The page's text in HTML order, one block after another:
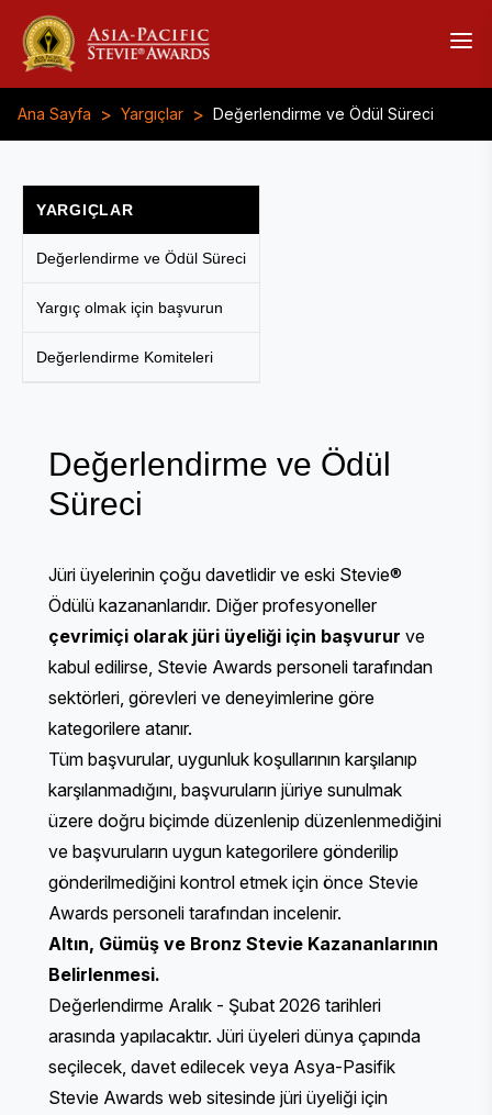
Ana Sayfa > Yargıçlar > Değerlendirme ve Ödül Süreci
YARGIÇLAR
Değerlendirme ve Ödül Süreci
Yargıç olmak için başvurun
Değerlendirme Komiteleri
Değerlendirme ve Ödül
Süreci
Jüri üyelerinin çoğu davetlidir ve eski Stevie®
Ödülü kazananlarıdır. Diğer profesyoneller
çevrimiçi olarak jüri üyeliği için başvurur ve
kabul edilirse, Stevie Awards personeli tarafından
sektörleri, görevleri ve deneyimlerine göre
kategorilere atanır.
Tüm başvurular, uygunluk koşullarının karşılanıp
karşılanmadığını, başvuruların jüriye sunulmak
üzere doğru biçimde düzenlenip düzenlenmediğini
ve başvuruların uygun kategorilere gönderilip
gönderilmediğini kontrol etmek için önce Stevie
Awards personeli tarafından incelenir.
Altın, Gümüş ve Bronz Stevie Kazananlarının
Belirlenmesi.
Değerlendirme Aralık - Şubat 2026 tarihleri
arasında yapılacaktır. Jüri üyeleri dünya çapında
seçilecek, davet edilecek veya Asya-Pasifik
Stevie Awards web sitesinde jüri üyeliği için